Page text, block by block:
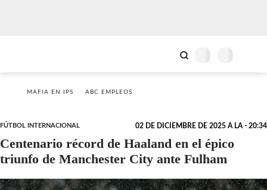
MAFIA EN IPS ABC EMPLEOS
FÚTBOL INTERNACIONAL 02 DE DICIEMBRE DE 2025 A LA - 20:34
Centenario récord de Haaland en el épico
triunfo de Manchester City ante Fulham